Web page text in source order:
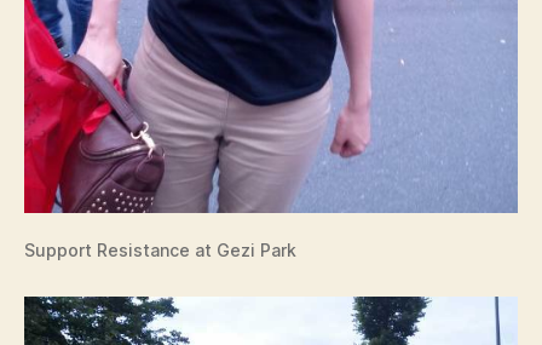
Support Resistance at Gezi Park